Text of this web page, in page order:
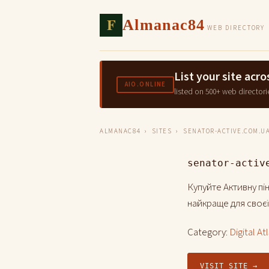
F Almanac84 WEB DIRECTORY
AIO.ONLINE List your site
listed on 500+ web
ALMANAC84 › SITES › SENATOR-ACTIVE.COM.UA
senator-
Купуйте Активну
найкраще для
Category: Digital
VISIT SITE →